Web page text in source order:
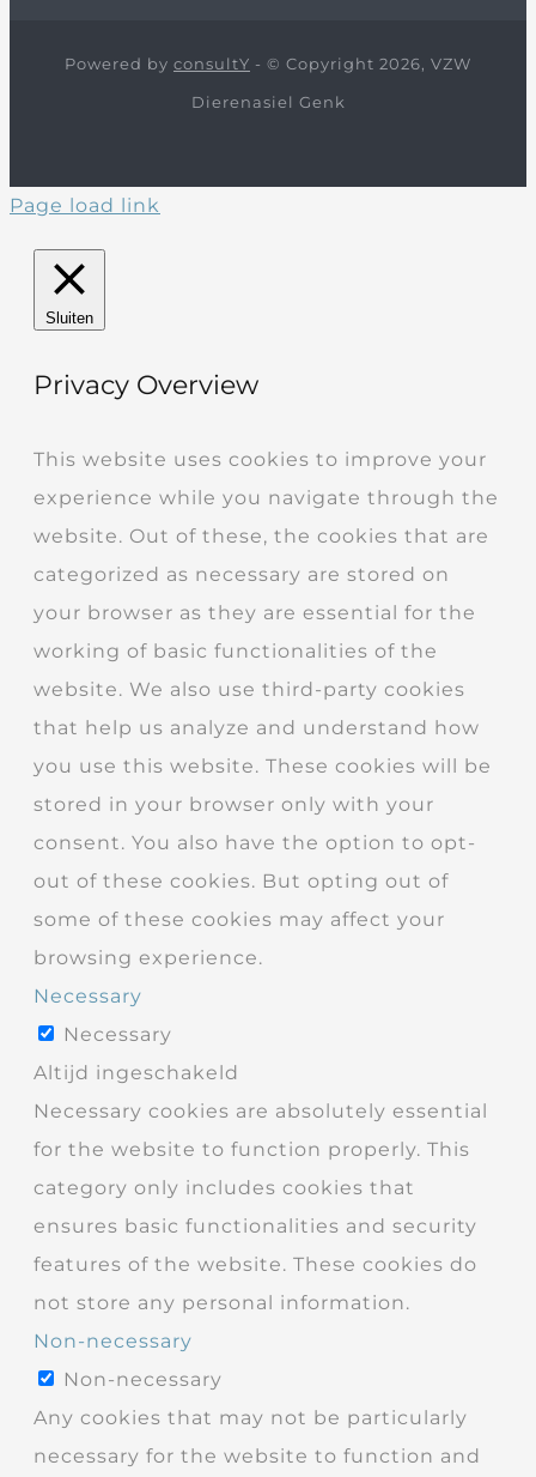
Powered by consultY - © Copyright 2026, VZW
Dierenasiel Genk
Page load link
Sluiten
Privacy Overview
This website uses cookies to improve your
experience while you navigate through the
website. Out of these, the cookies that are
categorized as necessary are stored on
your browser as they are essential for the
working of basic functionalities of the
website. We also use third-party cookies
that help us analyze and understand how
you use this website. These cookies will be
stored in your browser only with your
consent. You also have the option to opt-
out of these cookies. But opting out of
some of these cookies may affect your
browsing experience.
Necessary
Necessary
Altijd ingeschakeld
Necessary cookies are absolutely essential
for the website to function properly. This
category only includes cookies that
ensures basic functionalities and security
features of the website. These cookies do
not store any personal information.
Non-necessary
Non-necessary
Any cookies that may not be particularly
necessary for the website to function and